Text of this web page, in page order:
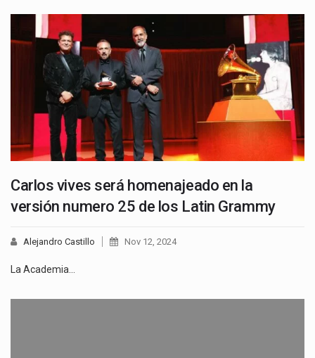
Carlos vives será homenajeado en la
versión numero 25 de los Latin Grammy
Alejandro Castillo Nov 12, 2024
La Academia…